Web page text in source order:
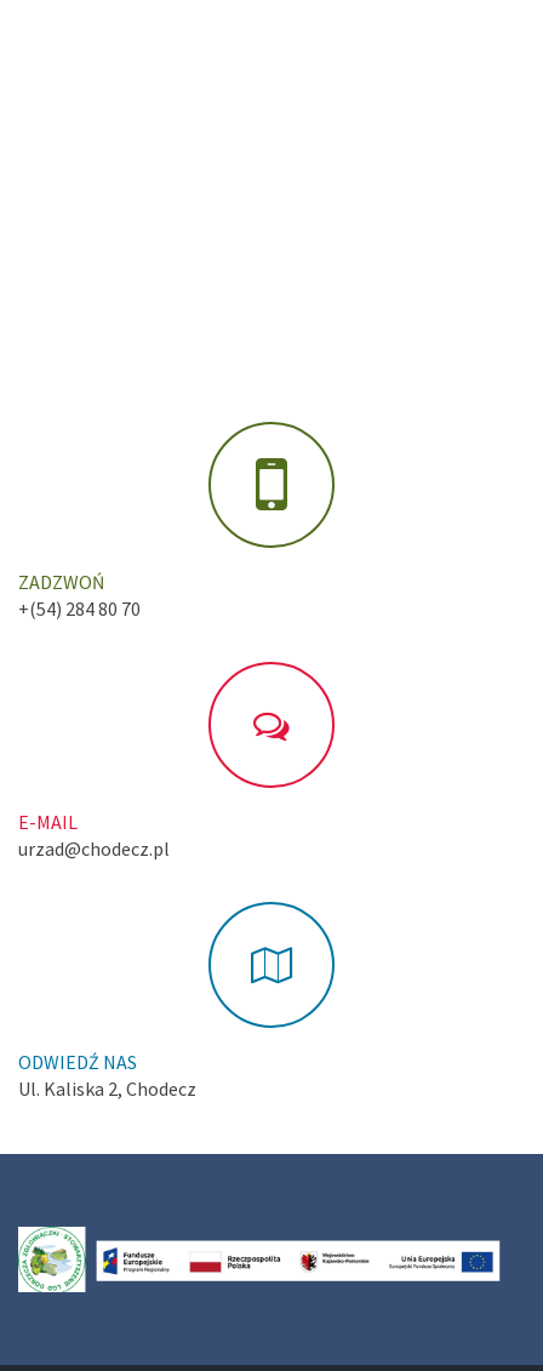
ZADZWOŃ
+(54) 284 80 70
E-MAIL
urzad@chodecz.pl
ODWIEDŹ NAS
Ul. Kaliska 2, Chodecz